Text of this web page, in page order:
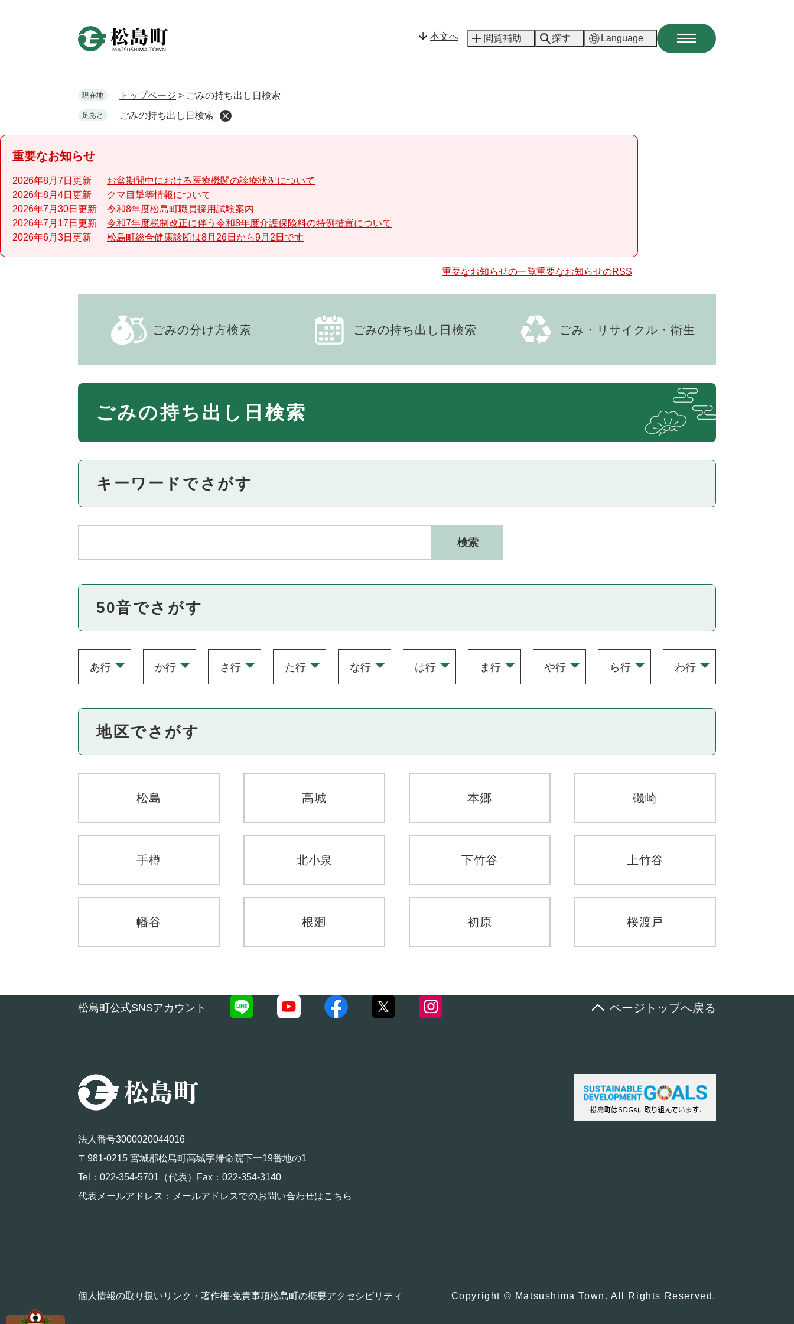
本文へ 閲覧補助 探す Language
現在地 トップページ > ごみの持ち出し日検索
足あと ごみの持ち出し日検索
重要なお知らせ
2026年8月7日更新
お盆期間中における医療機関の診療状況について
2026年8月4日更新
クマ目撃等情報について
2026年7月30日更新
令和8年度松島町職員採用試験案内
2026年7月17日更新
令和7年度税制改正に伴う令和8年度介護保険料の特例措置について
2026年6月3日更新
松島町総合健康診断は8月26日から9月2日です
重要なお知らせの一覧重要なお知らせのRSS
ごみの分け方検索 ごみの持ち出し日検索 ごみ・リサイクル・衛生
ごみの持ち出し日検索
キーワードでさがす
ー
を
50音でさがす
あ行 か行 さ行 た行 な行 は行 ま行 や行 ら行 わ行
地区でさがす
松島 高城 本郷 磯崎
手樽 北小泉 下竹谷 上竹谷
幡谷 根廻 初原 桜渡戸
松島町公式SNSアカウント ページトップへ戻る
法人番号3000020044016
〒981-0215 宮城郡松島町高城字帰命院下一19番地の1
Tel：022-354-5701（代表）Fax：022-354-3140
代表メールアドレス：
メールアドレスでのお問い合わせはこちら
個人情報の取り扱い リンク・著作権·免責事項松島町の概要アクセシビリティ Copyright © Matsushima Town. All Rights Reserved.